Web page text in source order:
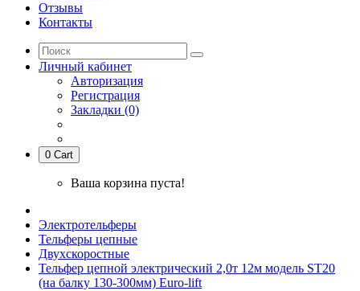
Отзывы
Контакты
Личный кабинет
Авторизация
Регистрация
Закладки (0)
0 Cart
Ваша корзина пуста!
Электротельферы
Тельферы цепные
Двухскоростные
Тельфер цепной электрический 2,0т 12м модель ST20
(на балку 130-300мм) Euro-lift